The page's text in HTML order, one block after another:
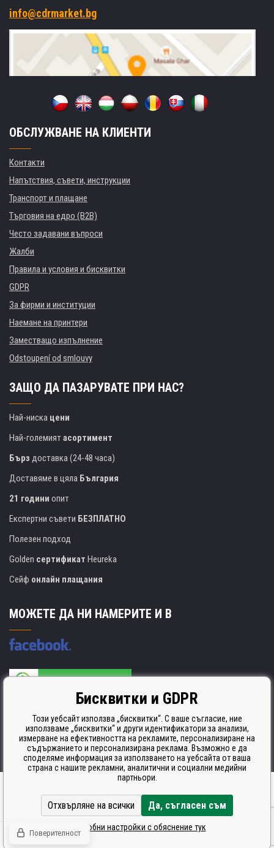
info@cdrmarket.bg
ОБСЛУЖВАНЕ НА КЛИЕНТИ
Контакти
Напътствия, съвети, инструкции
Транспорт и плащане
Търговия на едро (B2B)
Често задавани въпроси
Жалби
Правила и условия и бисквитки
GDPR
За фирми и институции
Наемане на принтери
Заместващо изпълнение
Odstoupení od smlouvy
ЗАЩО ДА ПАЗАРУВАТЕ ПРИ НАС?
Най-ниска цени
Най-големиятасортимент
Бърз доставка (24-48 часа)
Доставяме в цяла България
21 години опит
Експертни съвети БЕЗПЛАТНО
Полезен подход
Golden сертификат Heureka
Сейф онлайн плащания
МОЖЕТЕ ДА НИ НАМЕРИТЕ И В
Производителят на касети е сертифициран
ISO 9001. ISO 14001 и STMC.
Ecommerce solutionsBINARGON.cz
© Всички права запазени CDRmarket.cz -
Бисквитки и GDPR
Този уебсайт използва „бисквитки“. С ваше съгласие, ние
използваме „бисквитки“ и други идентификатори за анализи,
измерване на ефективността на рекламите, персонализиране на
съдържанието и персонализирана реклама. Възможно е да
споделяме информация за използването на уебсайта от ваша
страна с нашите рекламни, аналитични и социални медийни
партньори.
Отхвърляне на всички Да, съгласен съм
Подробни настройки с обяснение тук
Поверителност